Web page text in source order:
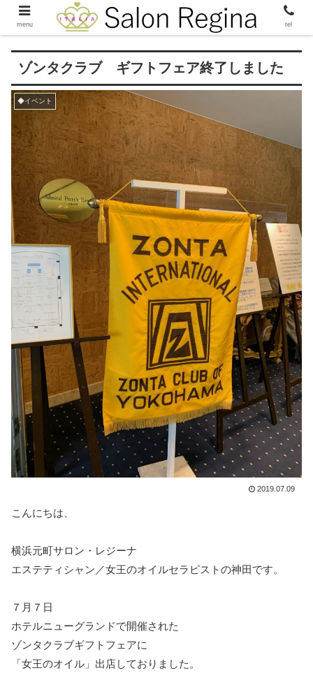
ゾンタクラブ ギフトフェア終了しました
◆イベント
2019.07.09
こんにちは、
横浜元町サロン・レジーナ
エステティシャン／女王のオイルセラピストの神田です。
７月７日
ホテルニューグランドで開催された
ゾンタクラブギフトフェアに
「女王のオイル」出店しておりました。
menu tel